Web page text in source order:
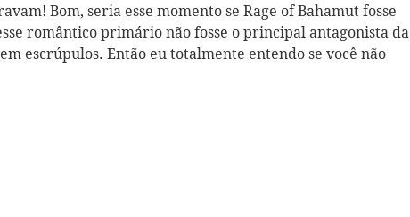
Bom, seria esse momento se Rage of Bahamut fosse
romântico primário não fosse o principal antagonista da
escrúpulos. Então eu totalmente entendo se você não